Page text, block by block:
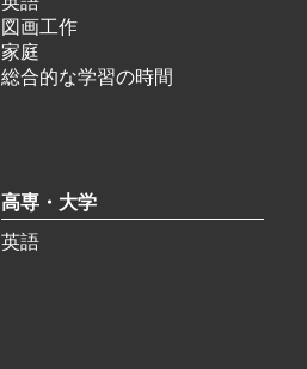
図画工作
家庭
総合的な学習の時間
高専・大学
英語